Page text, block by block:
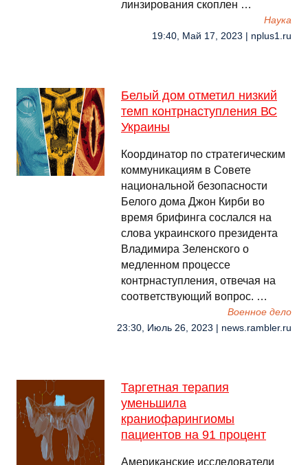
линзирования скоплен …
Наука
19:40, Май 17, 2023 | nplus1.ru
Белый дом отметил низкий
темп контрнаступления ВС
Украины
Координатор по стратегическим
коммуникациям в Совете
национальной безопасности
Белого дома Джон Кирби во
время брифинга сослался на
слова украинского президента
Владимира Зеленского о
медленном процессе
контрнаступления, отвечая на
соответствующий вопрос. …
Военное дело
23:30, Июль 26, 2023 | news.rambler.ru
Таргетная терапия
уменьшила
краниофарингиомы
пациентов на 91 процент
Американские исследователи